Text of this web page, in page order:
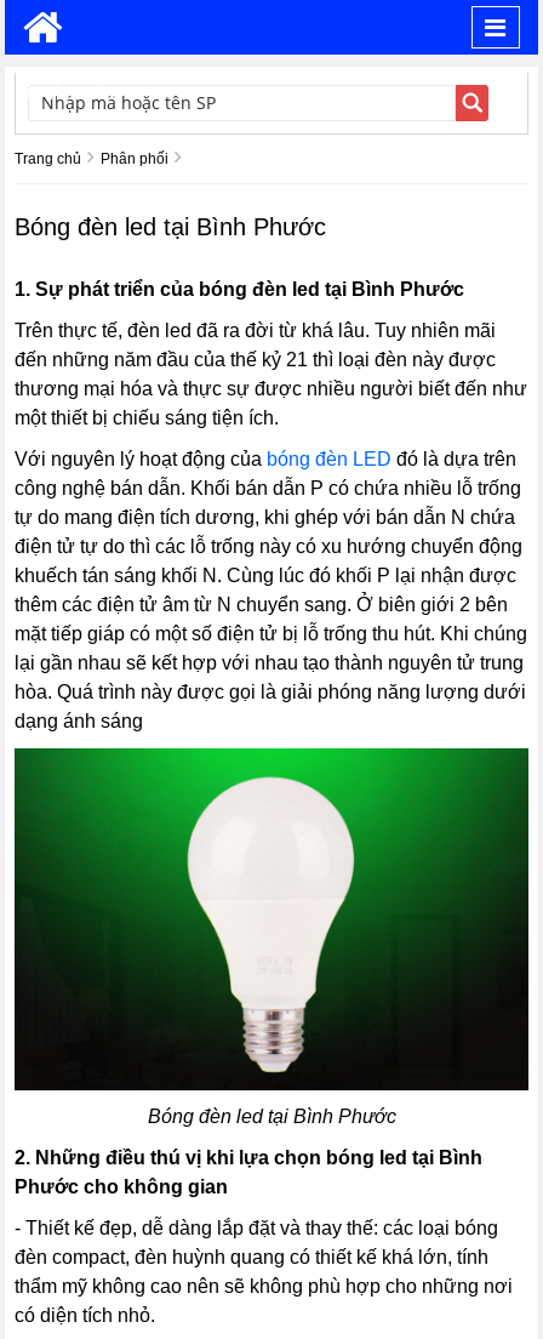
TÌM KIẾM
Trang chủ Phân phối
Bóng đèn led tại Bình Phước
1.Sự phát triển của bóng đèn led tại Bình Phước
Trên thực tế, đèn led đã ra đời từ khá lâu. Tuy nhiên mãi
đến những năm đầu của thế kỷ 21 thì loại đèn này được
thương mại hóa và thực sự được nhiều người biết đến như
một thiết bị chiếu sáng tiện ích.
Với nguyên lý hoạt động của bóng đèn LED đó là dựa trên
công nghệ bán dẫn. Khối bán dẫn P có chứa nhiều lỗ trống
tự do mang điện tích dương, khi ghép với bán dẫn N chứa
điện tử tự do thì các lỗ trống này có xu hướng chuyển động
khuếch tán sáng khối N. Cùng lúc đó khối P lại nhận được
thêm các điện tử âm từ N chuyển sang. Ở biên giới 2 bên
mặt tiếp giáp có một số điện tử bị lỗ trống thu hút. Khi chúng
lại gần nhau sẽ kết hợp với nhau tạo thành nguyên tử trung
hòa. Quá trình này được gọi là giải phóng năng lượng dưới
dạng ánh sáng
Bóng đèn led tại Bình Phước
2. Những điều thú vị khi lựa chọn bóng led tại Bình
Phước cho không gian
- Thiết kế đẹp, dễ dàng lắp đặt và thay thế: các loại bóng
đèn compact, đèn huỳnh quang có thiết kế khá lớn, tính
thẩm mỹ không cao nên sẽ không phù hợp cho những nơi
có diện tích nhỏ.